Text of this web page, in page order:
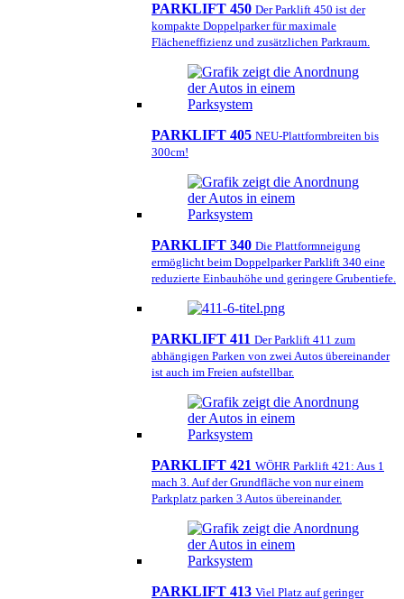
PARKLIFT 450 Der Parklift 450 ist der
kompakte Doppelparker für maximale
Flächeneffizienz und zusätzlichen Parkraum.
PARKLIFT 405 NEU-Plattformbreiten bis
300cm!
PARKLIFT 340 Die Plattformneigung
ermöglicht beim Doppelparker Parklift 340 eine
reduzierte Einbauhöhe und geringere Grubentiefe.
PARKLIFT 411 Der Parklift 411 zum
abhängigen Parken von zwei Autos übereinander
ist auch im Freien aufstellbar.
PARKLIFT 421 WÖHR Parklift 421: Aus 1
mach 3. Auf der Grundfläche von nur einem
Parkplatz parken 3 Autos übereinander.
PARKLIFT 413 Viel Platz auf geringer